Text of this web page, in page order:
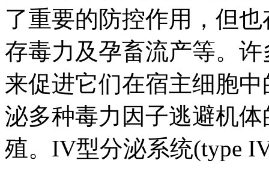
了重要的防控作用，但
存毒力及孕畜流产等。
来促进它们在宿主细胞
泌多种毒力因子逃避机
殖。IV型分泌系统(type